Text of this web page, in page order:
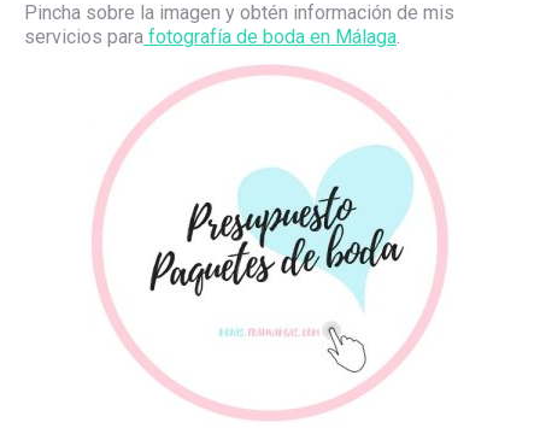
Pincha sobre la imagen y obtén información de mis
servicios para fotografía de boda en Málaga.